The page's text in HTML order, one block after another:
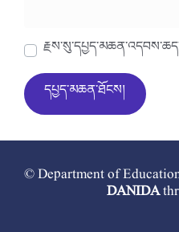
© Department of
DANIDA